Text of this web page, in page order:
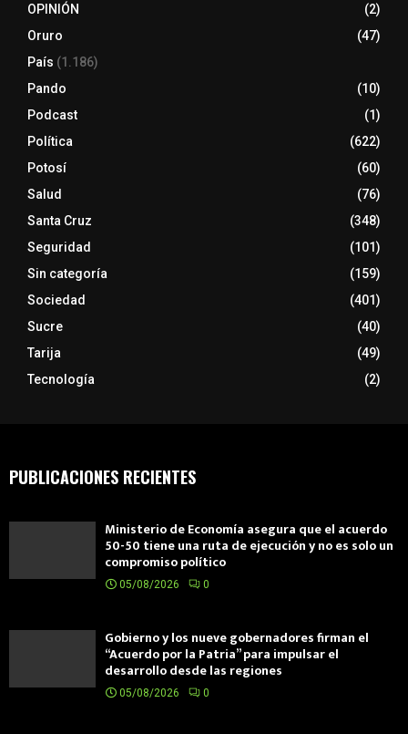
OPINIÓN
(2)
Oruro
(47)
País (1.186)
Pando
(10)
Podcast
(1)
Política
(622)
Potosí
(60)
Salud
(76)
Santa Cruz
(348)
Seguridad
(101)
Sin categoría
(159)
Sociedad
(401)
Sucre
(40)
Tarija
(49)
Tecnología
(2)
PUBLICACIONES RECIENTES
Ministerio de Economía asegura que el acuerdo
50-50 tiene una ruta de ejecución y no es solo un
compromiso político
05/08/2026 0
Gobierno y los nueve gobernadores firman el
“Acuerdo por la Patria” para impulsar el
desarrollo desde las regiones
05/08/2026 0